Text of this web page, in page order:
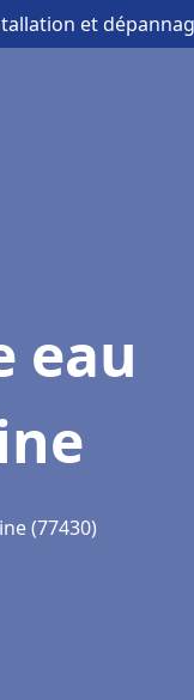
et
eau
(77430)